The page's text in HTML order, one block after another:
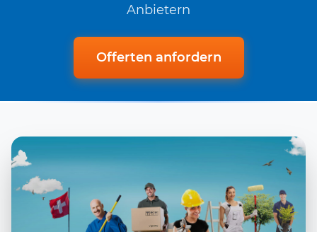
Anbietern
Offerten anfordern